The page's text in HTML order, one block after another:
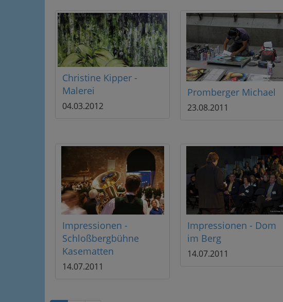
Christine Kipper -
Malerei
04.03.2012
Promberger Michael
23.08.2011
Impressionen -
Schloßbergbühne
Kasematten
14.07.2011
Impressionen - Dom
im Berg
14.07.2011